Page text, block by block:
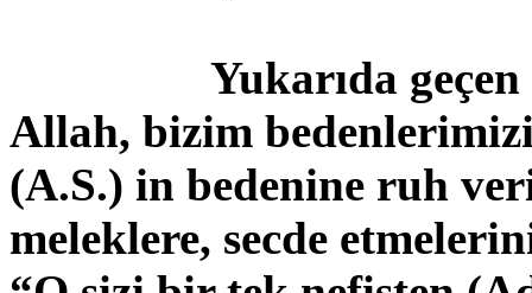
Yukarıda
Allah, bizim
(A.S.) in bedenine ruh
meleklere, secde